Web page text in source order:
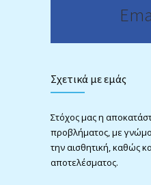
Σχετικά με εμάς
Στόχος μας η
προβλήματος, με
την αισθητική, καθώς
αποτελέσματος.